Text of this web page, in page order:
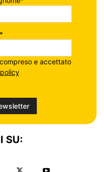
e accettato
SU: